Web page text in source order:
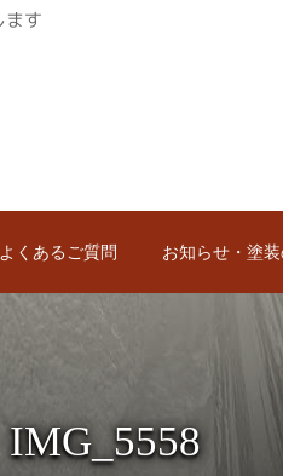
ます
よくあるご質問 お知らせ・塗
IMG_5558